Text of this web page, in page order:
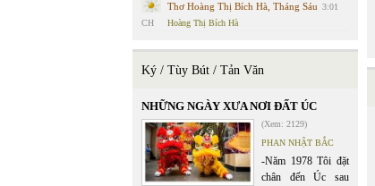
Thơ Hoàng Thị Bích Hà, Tháng Sáu 3:01
CH
Hoàng Thị Bích Hà
Ký / Tùy Bút / Tản Văn
NHỮNG NGÀY XƯA NƠI ĐẤT ÚC
(Xem: 2129)
PHAN NHẬT BẮC
-Năm 1978 Tôi đặt
chân đến Úc sau